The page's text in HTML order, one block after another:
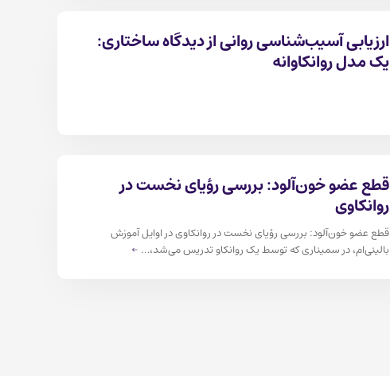
ارزیابی آسیب‌شناسی روانی از دیدگاه ساختاری:
یک مدل روانکاوانه
قطع عضو خون‌آلود: بررسی رؤیای نخست در
روانکاوی
قطع عضو خون‌آلود: بررسی رؤیای نخست در روانکاوی در اوایل آموزش
بالینی‌ام، در سمیناری که توسط یک روانکاو تدریس می‌شد،… ←